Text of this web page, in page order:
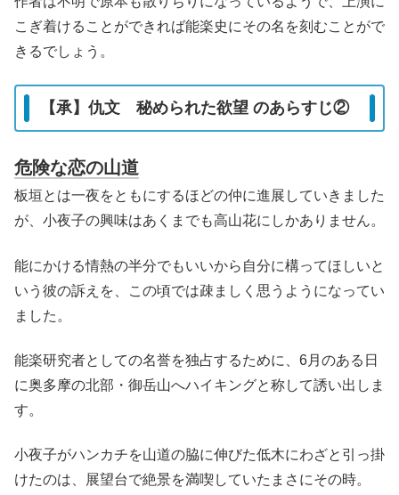
こぎ着けることができれば能楽史にその名を刻むことがで
きるでしょう。
【承】仇文 秘められた欲望 のあらすじ②
危険な恋の山道
板垣とは一夜をともにするほどの仲に進展していきました
が、小夜子の興味はあくまでも高山花にしかありません。
能にかける情熱の半分でもいいから自分に構ってほしいと
いう彼の訴えを、この頃では疎ましく思うようになってい
ました。
能楽研究者としての名誉を独占するために、6月のある日
に奥多摩の北部・御岳山へハイキングと称して誘い出しま
す。
小夜子がハンカチを山道の脇に伸びた低木にわざと引っ掛
けたのは、展望台で絶景を満喫していたまさにその時。